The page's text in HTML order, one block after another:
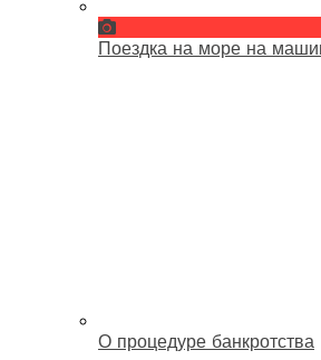
Поездка на море на
О процедуре банкротства